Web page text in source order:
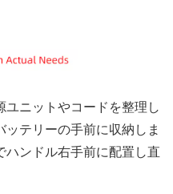
ユニットやコードを整理し
テリーの手前に収納しま
ハンドル右手前に配置し直